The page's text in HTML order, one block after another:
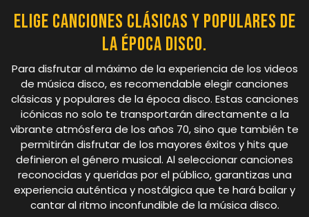
Elige canciones clásicas y populares de
la época disco.
Para disfrutar al máximo de la experiencia de los videos
de música disco, es recomendable elegir canciones
clásicas y populares de la época disco. Estas canciones
icónicas no solo te transportarán directamente a la
vibrante atmósfera de los años 70, sino que también te
permitirán disfrutar de los mayores éxitos y hits que
definieron el género musical. Al seleccionar canciones
reconocidas y queridas por el público, garantizas una
experiencia auténtica y nostálgica que te hará bailar y
cantar al ritmo inconfundible de la música disco.